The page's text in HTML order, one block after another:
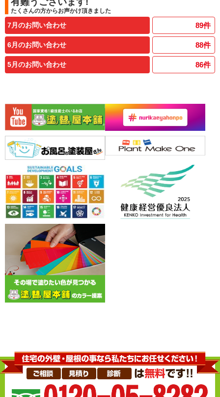
たくさんの方からお声かけ頂きました
7月のお問い合わせ 89件
6月のお問い合わせ 88件
5月のお問い合わせ 86件